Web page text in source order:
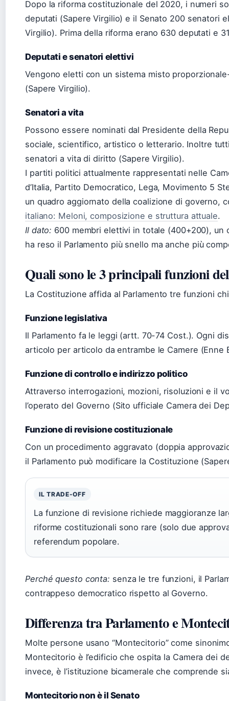
Dopo la riforma costituzionale del 2020, i numeri
deputati (Sapere Virgilio) e il Senato 200 senatori
Virgilio). Prima della riforma erano 630 deputati e
Deputati e senatori elettivi
Vengono eletti con un sistema misto
(Sapere Virgilio).
Senatori a vita
Possono essere nominati dal Presidente della
sociale, scientifico, artistico o letterario. Inoltre
senatori a vita di diritto (Sapere Virgilio).
I partiti politici attualmente rappresentati nelle
d’Italia, Partito Democratico, Lega, Movimento 5
un quadro aggiornato della coalizione di governo,
italiano: Meloni, composizione e struttura attuale.
Il dato: 600 membri elettivi in totale (400+200),
ha reso il Parlamento più snello ma anche più
Quali sono le 3 principali funzioni
La Costituzione affida al Parlamento tre funzioni
Funzione legislativa
Il Parlamento fa le leggi (artt. 70-74 Cost.). Ogni
articolo per articolo da entrambe le Camere (Enne
Funzione di controllo e indirizzo politico
Attraverso interrogazioni, mozioni, risoluzioni e il
l’operato del Governo (Sito ufficiale Camera dei
Funzione di revisione costituzionale
Con un procedimento aggravato (doppia
il Parlamento può modificare la Costituzione
IL TRADE-OFF
La funzione di revisione richiede maggioranze
riforme costituzionali sono rare (solo due
referendum popolare.
Perché questo conta: senza le tre funzioni, il
contrappeso democratico rispetto al Governo.
Differenza tra Parlamento e
Molte persone usano “Montecitorio” come
Montecitorio è l’edificio che ospita la Camera dei
invece, è l’istituzione bicamerale che comprende
Montecitorio non è il Senato